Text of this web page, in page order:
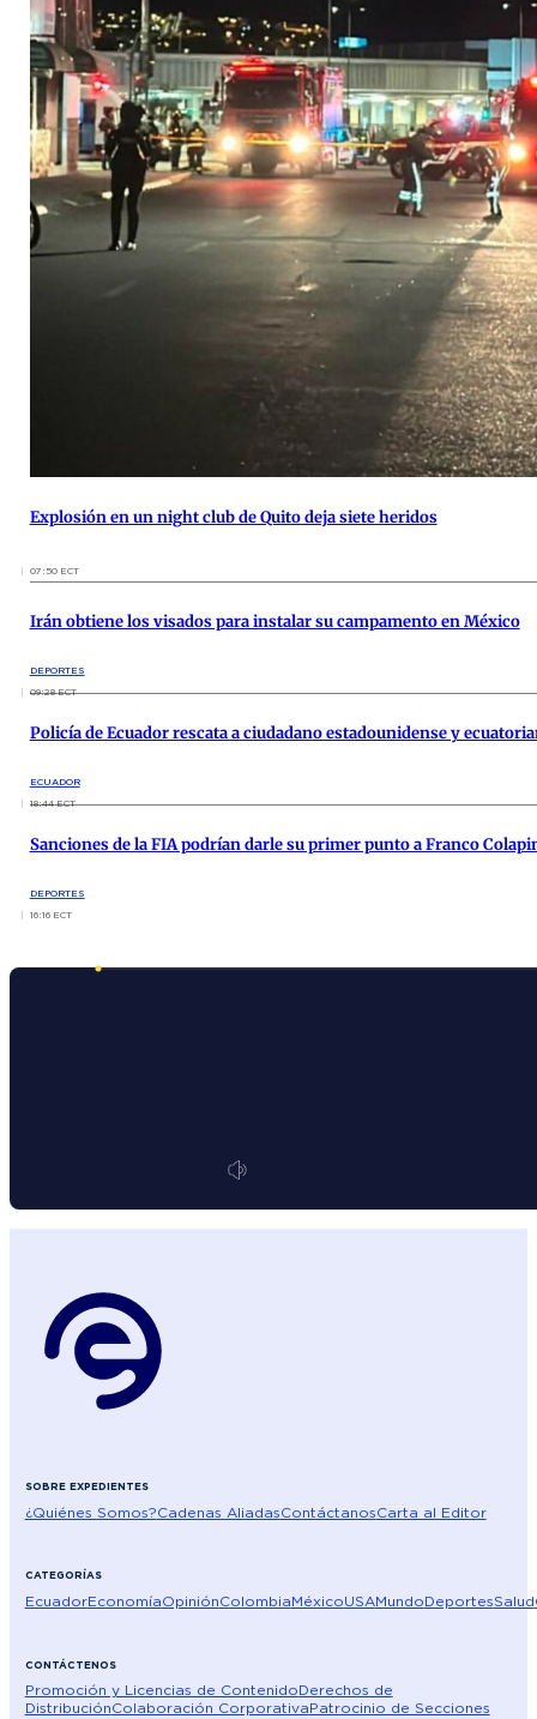
Explosión en un night club de Quito deja siete heridos
07:50 ECT
Irán obtiene los visados para instalar su campamento en México
DEPORTES
09:28 ECT
Policía de Ecuador rescata a ciudadano estadounidense y
ECUADOR
18:44 ECT
Sanciones de la FIA podrían darle su primer punto a Franco
DEPORTES
16:16 ECT
SOBRE EXPEDIENTES
¿Quiénes Somos?Cadenas AliadasContáctanosCarta al Editor
CATEGORÍAS
EcuadorEconomíaOpiniónColombiaMéxicoUSAMundoDeportesSalud
CONTÁCTENOS
Promoción y Licencias de ContenidoDerechos de
DistribuciónColaboración CorporativaPatrocinio de Secciones